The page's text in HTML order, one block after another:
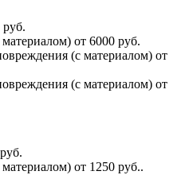
руб.
от 6000 руб.
(с материалом) от
(с материалом) от
от 1250 руб..